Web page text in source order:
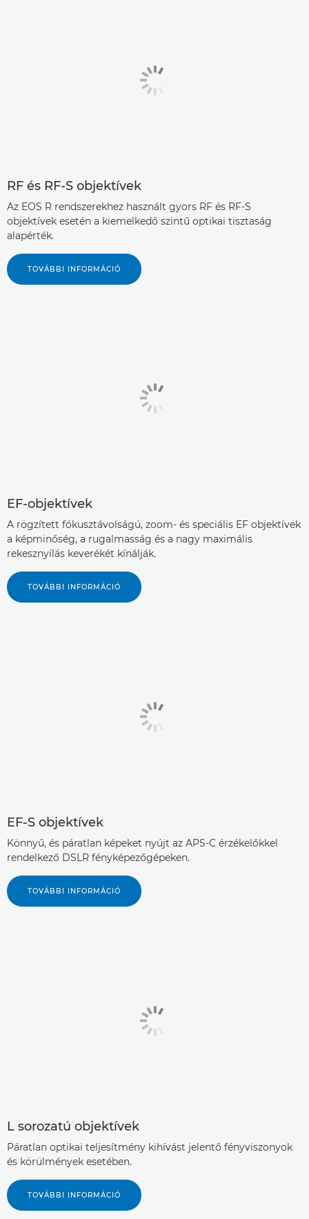
RF és RF-S objektívek
Az EOS R rendszerekhez használt gyors RF és RF-S
objektívek esetén a kiemelkedő szintű optikai tisztaság
alapérték.
TOVÁBBI INFORMÁCIÓ
EF-objektívek
A rögzített fókusztávolságú, zoom- és speciális EF objektívek
a képminőség, a rugalmasság és a nagy maximális
rekesznyílás keverékét kínálják.
TOVÁBBI INFORMÁCIÓ
EF-S objektívek
Könnyű, és páratlan képeket nyújt az APS-C érzékelőkkel
rendelkező DSLR fényképezőgépeken.
TOVÁBBI INFORMÁCIÓ
L sorozatú objektívek
Páratlan optikai teljesítmény kihívást jelentő fényviszonyok
és körülmények esetében.
TOVÁBBI INFORMÁCIÓ